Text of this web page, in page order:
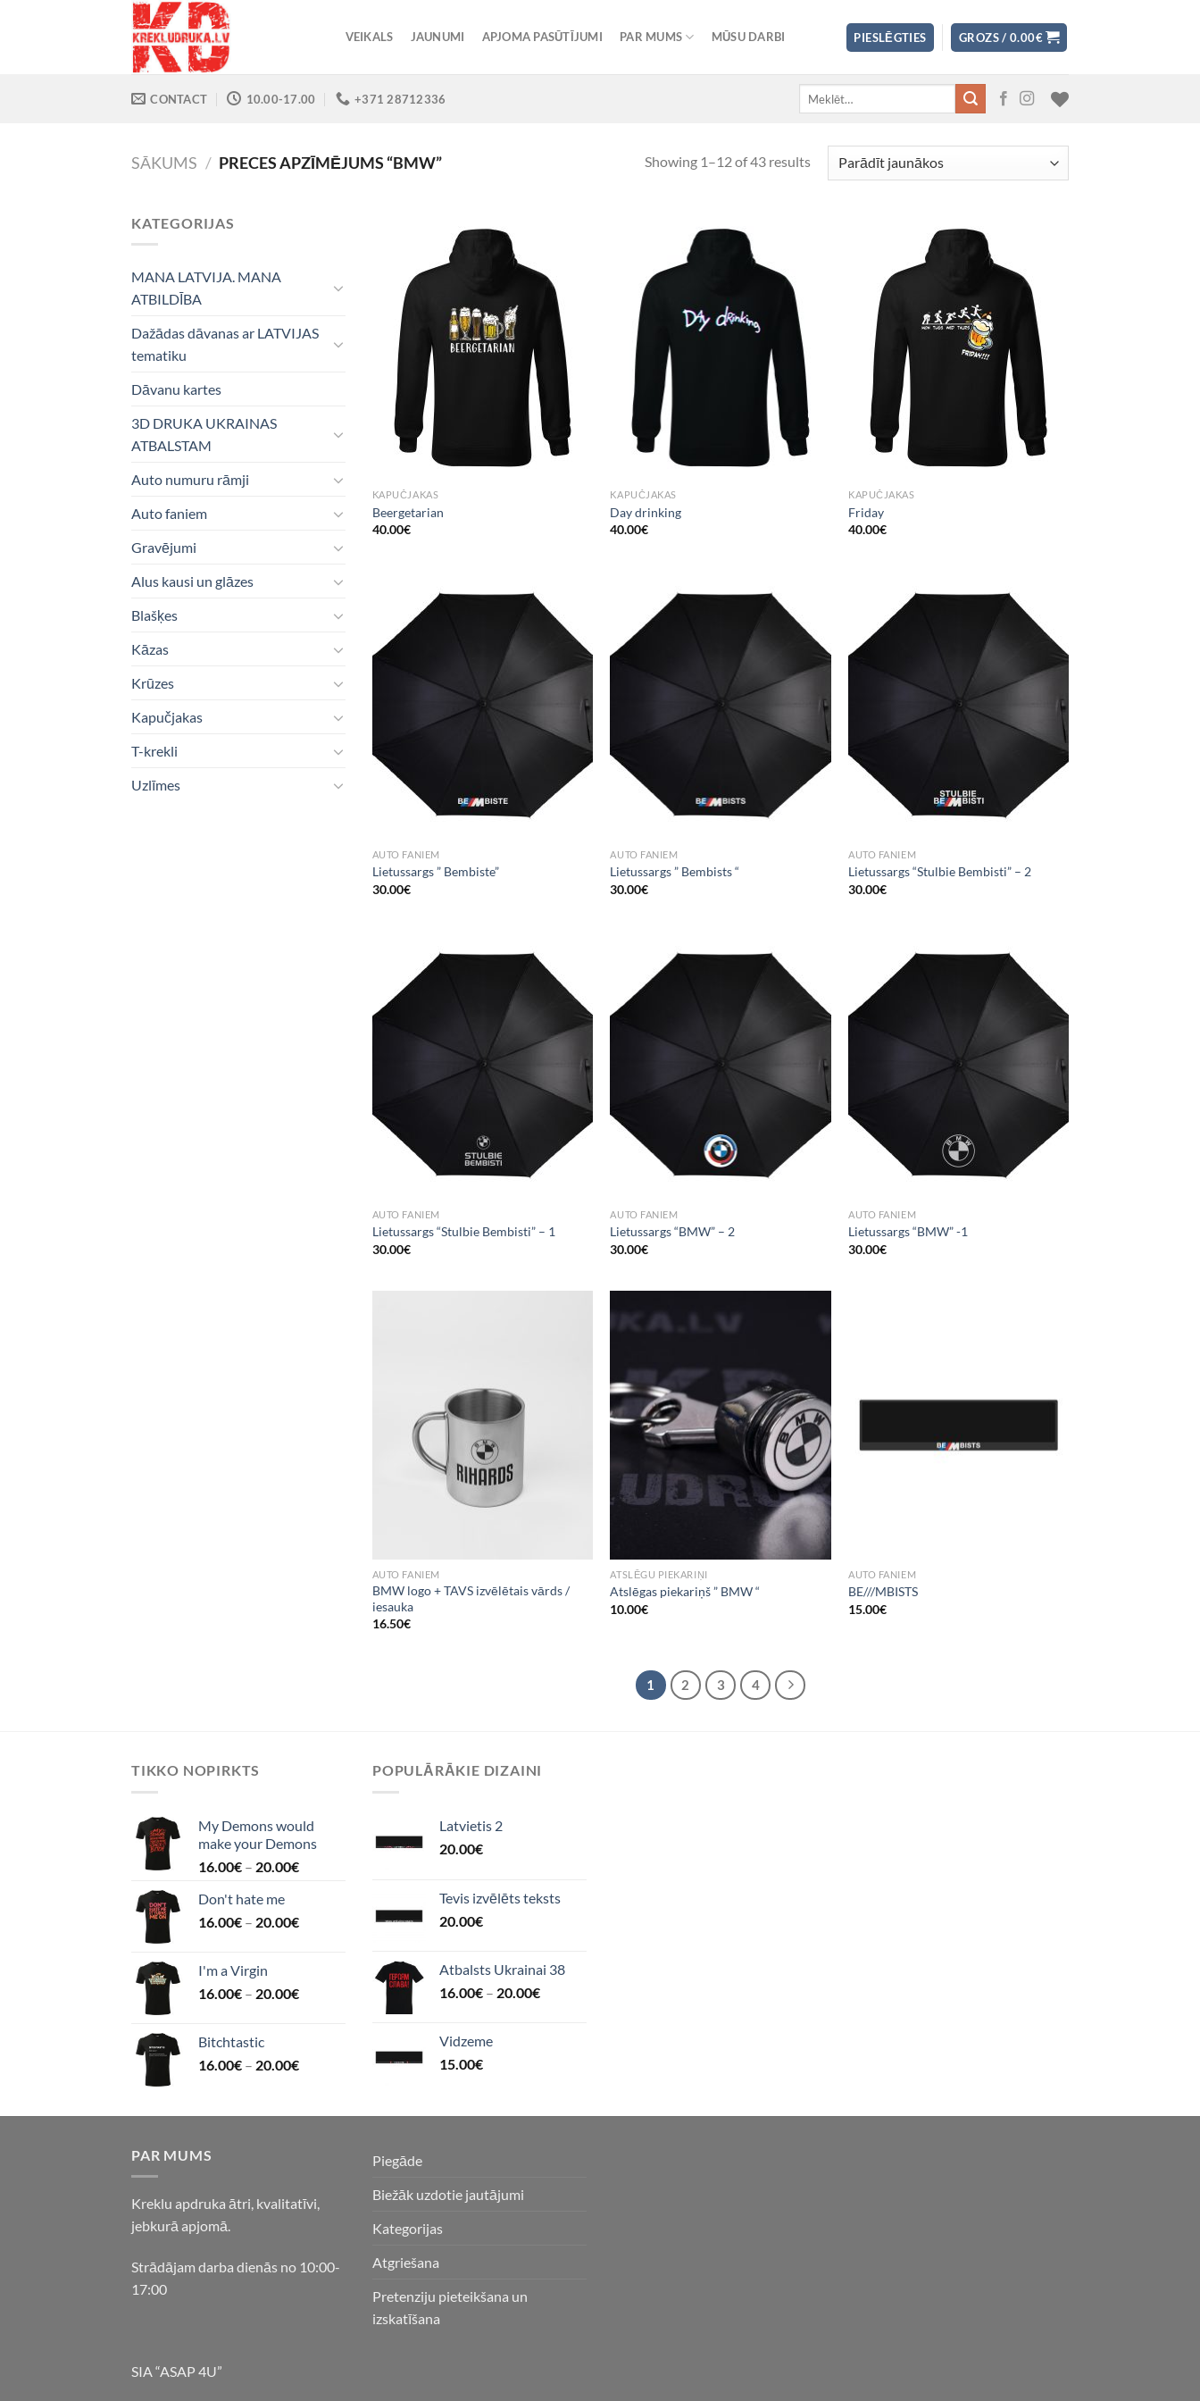
VEIKALS JAUNUMI APJOMA PASŪTĪJUMI PAR MUMS MŪSU DARBI PIESLĒGTIES GROZS /0.00€
CONTACT 10.00-17.00 +371 28712336
SĀKUMS / PRECES APZĪMĒJUMS “BMW” Showing 1–12 of 43 results
KATEGORIJAS
MANA LATVIJA. MANA
ATBILDĪBA
Dažādas dāvanas ar LATVIJAS
tematiku
Dāvanu kartes
3D DRUKA UKRAINAS
ATBALSTAM
Auto numuru rāmji
Auto faniem
Gravējumi
Alus kausi un glāzes
Blašķes
Kāzas
Krūzes
Kapučjakas
T-krekli
Uzlīmes
Add to
Wishlist
KAPUČJAKAS
Beergetarian
40.00€
Add to
Wishlist
KAPUČJAKAS
Day drinking
40.00€
Add to
Wishlist
KAPUČJAKAS
Friday
40.00€
AUTO FANIEM
Lietussargs ” Bembiste”
30.00€
AUTO FANIEM
Lietussargs ” Bembists “
30.00€
Wishlist
AUTO FANIEM
Lietussargs “Stulbie Bembisti” – 2
30.00€
AUTO FANIEM
Lietussargs “Stulbie Bembisti” – 1
30.00€
AUTO FANIEM
Lietussargs “BMW” – 2
30.00€
Wishlist
AUTO FANIEM
Lietussargs “BMW” -1
30.00€
AUTO FANIEM
BMW logo + TAVS izvēlētais vārds /
iesauka
16.50€
Wishlist
ATSLĒGU PIEKARIŅI
Atslēgas piekariņš ” BMW “
10.00€
AUTO FANIEM
BE///MBISTS
15.00€
1 2 3 4
TIKKO NOPIRKTS
My Demons would
make your Demons
16.00€ – 20.00€
Don't hate me
16.00€ – 20.00€
I'm a Virgin
16.00€ – 20.00€
Bitchtastic
16.00€ – 20.00€
POPULĀRĀKIE DIZAINI
Latvietis 2
20.00€
Tevis izvēlēts teksts
20.00€
Atbalsts Ukrainai 38
16.00€ – 20.00€
Vidzeme
15.00€
PAR MUMS
Kreklu apdruka ātri, kvalitatīvi,
jebkurā apjomā.
Strādājam darba dienās no 10:00-
17:00
SIA “ASAP 4U”
Piegāde
Biežāk uzdotie jautājumi
Kategorijas
Atgriešana
Pretenziju pieteikšana un
izskatīšana